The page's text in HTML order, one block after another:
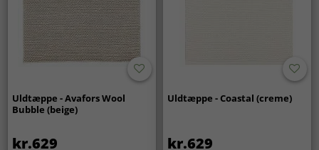
Uldtæppe - Avafors Wool
Bubble (beige)
kr.629
Uldtæppe - Coastal (creme)
kr.629